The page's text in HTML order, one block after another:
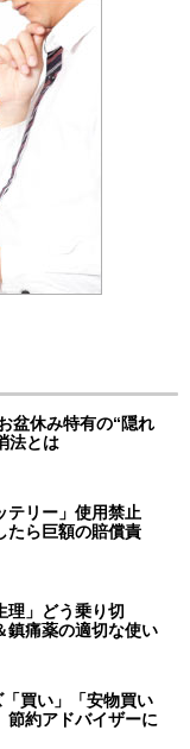
盆休み特有の“隠れ
法とは
テリー」使用禁止
たら巨額の賠償責
」どう乗り切
痛薬の適切な使い
買い」「安物買い
約アドバイザーに